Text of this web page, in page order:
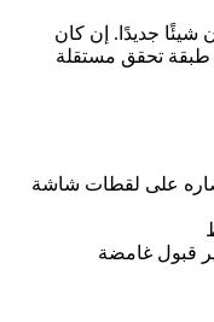
جديدًا. إن كان
طبقة تحقق مستقلة
على لقطات شاشة
قبول غامضة